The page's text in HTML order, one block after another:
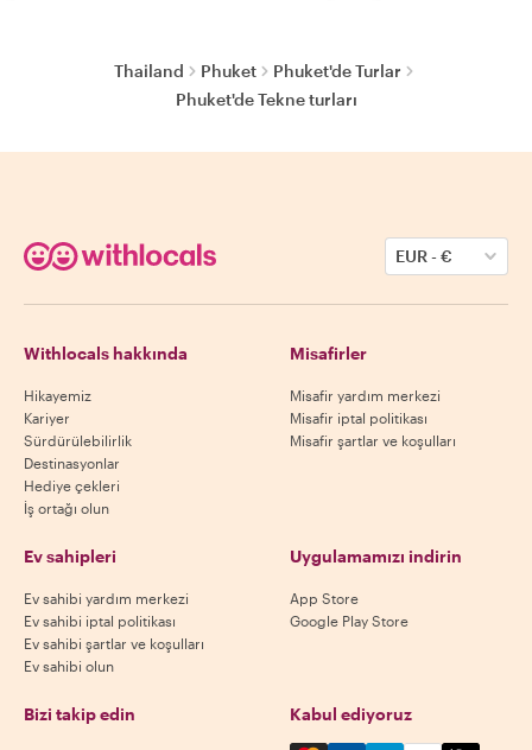
Thailand Phuket
Phuket'de Turlar
Phuket'de Tekne turları
EUR-€
Withlocals hakkında
Hikayemiz
Kariyer
Sürdürülebilirlik
Destinasyonlar
Hediye çekleri
İş ortağı olun
Misafirler
Misafir yardım merkezi
Misafir iptal politikası
Misafir şartlar ve koşulları
Ev sahipleri
Ev sahibi yardım merkezi
Ev sahibi iptal politikası
Ev sahibi şartlar ve koşulları
Ev sahibi olun
Uygulamamızı indirin
App Store
Google Play Store
Bizi takip edin Kabul ediyoruz